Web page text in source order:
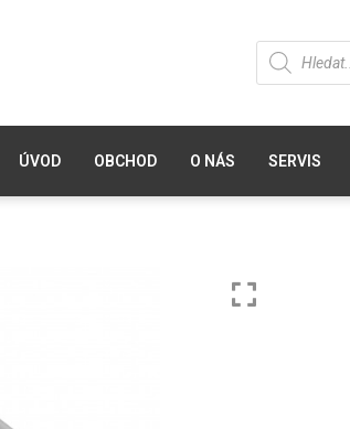
ÚVOD OBCHOD O NÁS SERVIS